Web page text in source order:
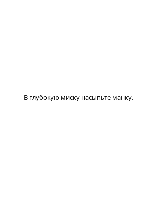
В глубокую миску насыпьте манку.